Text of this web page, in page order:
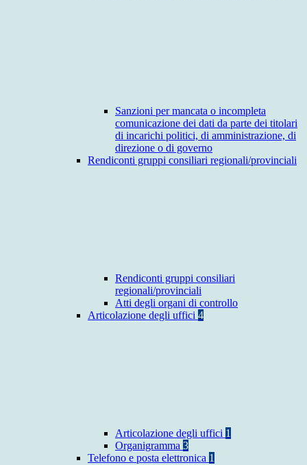
Sanzioni per mancata o incompleta
comunicazione dei dati da parte dei titolari
di incarichi politici, di amministrazione, di
direzione o di governo
Rendiconti gruppi consiliari regionali/provinciali
Rendiconti gruppi consiliari
regionali/provinciali
Atti degli organi di controllo
Articolazione degli uffici 4
Articolazione degli uffici 1
Organigramma 3
Telefono e posta elettronica 1